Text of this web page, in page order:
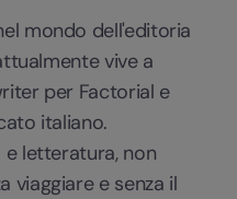
mondo dell'editoria
vive a
per Factorial e
italiano.
letteratura, non
viaggiare e senza il